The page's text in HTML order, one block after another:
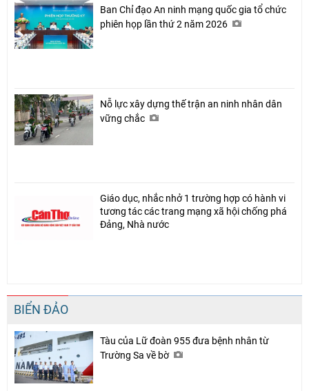
Ban Chỉ đạo An ninh mạng quốc gia tổ chức
phiên họp lần thứ 2 năm 2026
Nỗ lực xây dựng thế trận an ninh nhân dân
vững chắc
Giáo dục, nhắc nhở 1 trường hợp có hành vi
tương tác các trang mạng xã hội chống phá
Đảng, Nhà nước
BIỂN ĐẢO
Tàu của Lữ đoàn 955 đưa bệnh nhân từ
Trường Sa về bờ